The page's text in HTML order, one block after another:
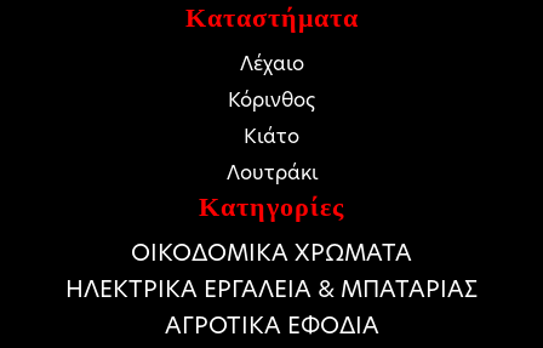
Καταστήματα
Λέχαιο
Κόρινθος
Κιάτο
Λουτράκι
Κατηγορίες
ΟΙΚΟΔΟΜΙΚΑ ΧΡΩΜΑΤΑ
HΛΕΚΤΡΙΚΑ ΕΡΓΑΛΕΙΑ & ΜΠΑΤΑΡΙΑΣ
ΑΓΡΟΤΙΚΑ ΕΦΟΔΙΑ